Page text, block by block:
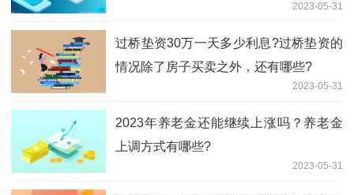
2023-05-31
过桥垫资30万一天多少利息?过桥垫资的
情况除了房子买卖之外，还有哪些?
2023-05-31
2023年养老金还能继续上涨吗？养老金
上调方式有哪些?
2023-05-31